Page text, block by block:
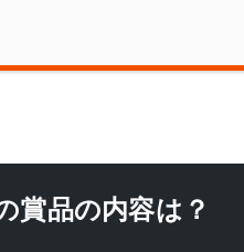
賞品の内容は？